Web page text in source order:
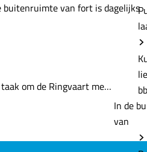
In de
van
buitenruimte van fort is dagelijks
om de Ringvaart me…